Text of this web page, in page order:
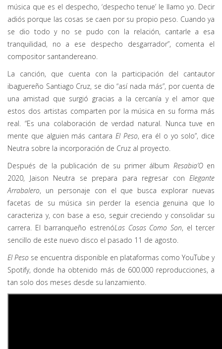
música que es el despecho, ‘despecho tenue’ le llamo yo. Decir
adiós porque las cosas se caen por su propio peso. Cuando ya
se dio todo y no se pudo con la relación, cantarle a esa
tranquilidad, no a ese despecho desgarrador”, comenta el
compositor santandereano.
La canción, que cuenta con la participación del cantautor
ibaguereño Santiago Cruz, se dio “así nada más”, por cuenta de
una amistad que surgió gracias a la cercanía y el amor que
estos dos artistas comparten por la música en su forma más
real. “Es una colaboración de verdad natural. Nunca tuve en
mente que alguien más cantara El Peso, era él o yo solo”, dice
Neutra sobre la incorporación de Cruz al proyecto.
Después de la publicación de su primer álbum Resabia’O en
2020, Jaison Neutra se prepara para regresar con Elegante
Arrabalero, un personaje con el que busca explorar nuevas
facetas de su música sin perder la esencia genuina que lo
caracteriza y, con base a eso, seguir creciendo y consolidar su
carrera. El barranqueño estrenóLas Cosas Como Son, el tercer
sencillo de este nuevo disco el pasado 11 de agosto.
El Peso se encuentra disponible en plataformas como YouTube y
Spotify, donde ha obtenido más de 600.000 reproducciones, a
tan solo dos meses desde su lanzamiento.